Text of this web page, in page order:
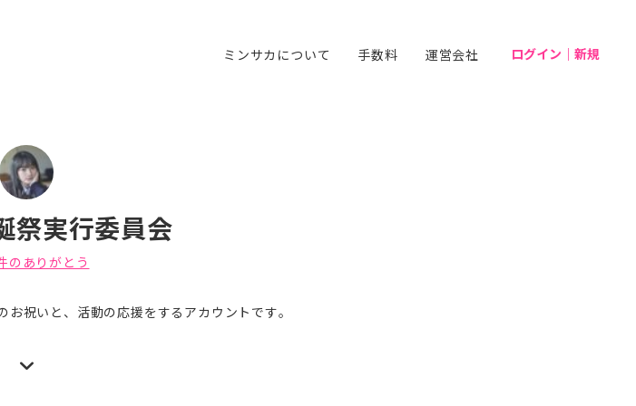
ミンサカについて 手数料 運営会社 ログイン｜新規
祭実行委員会
のありがとう
祝いと、活動の応援をするアカウントです。